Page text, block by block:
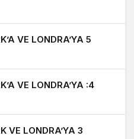
VE LONDRA’YA 5
VE LONDRA’YA :4
VE LONDRA’YA 3